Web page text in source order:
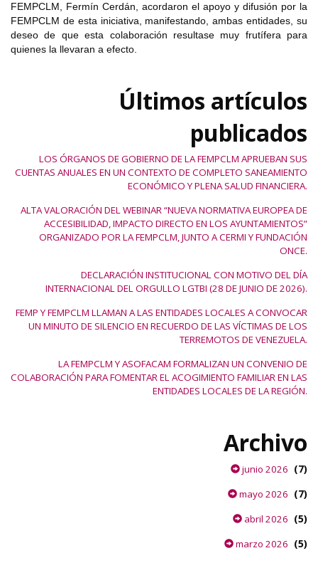
FEMPCLM, Fermín Cerdán, acordaron el apoyo y difusión por la
FEMPCLM de esta iniciativa, manifestando, ambas entidades, su
deseo de que esta colaboración resultase muy frutífera para
quienes la llevaran a efecto.
Últimos artículos
publicados
LOS ÓRGANOS DE GOBIERNO DE LA FEMPCLM APRUEBAN SUS
CUENTAS ANUALES EN UN CONTEXTO DE COMPLETO SANEAMIENTO
ECONÓMICO Y PLENA SALUD FINANCIERA.
ALTA VALORACIÓN DEL WEBINAR “NUEVA NORMATIVA EUROPEA DE
ACCESIBILIDAD, IMPACTO DIRECTO EN LOS AYUNTAMIENTOS”
ORGANIZADO POR LA FEMPCLM, JUNTO A CERMI Y FUNDACIÓN
ONCE.
DECLARACIÓN INSTITUCIONAL CON MOTIVO DEL DÍA
INTERNACIONAL DEL ORGULLO LGTBI (28 DE JUNIO DE 2026).
FEMP Y FEMPCLM LLAMAN A LAS ENTIDADES LOCALES A CONVOCAR
UN MINUTO DE SILENCIO EN RECUERDO DE LAS VÍCTIMAS DE LOS
TERREMOTOS DE VENEZUELA.
LA FEMPCLM Y ASOFACAM FORMALIZAN UN CONVENIO DE
COLABORACIÓN PARA FOMENTAR EL ACOGIMIENTO FAMILIAR EN LAS
ENTIDADES LOCALES DE LA REGIÓN.
Archivo
junio 2026 (7)
mayo 2026 (7)
abril 2026 (5)
marzo 2026 (5)